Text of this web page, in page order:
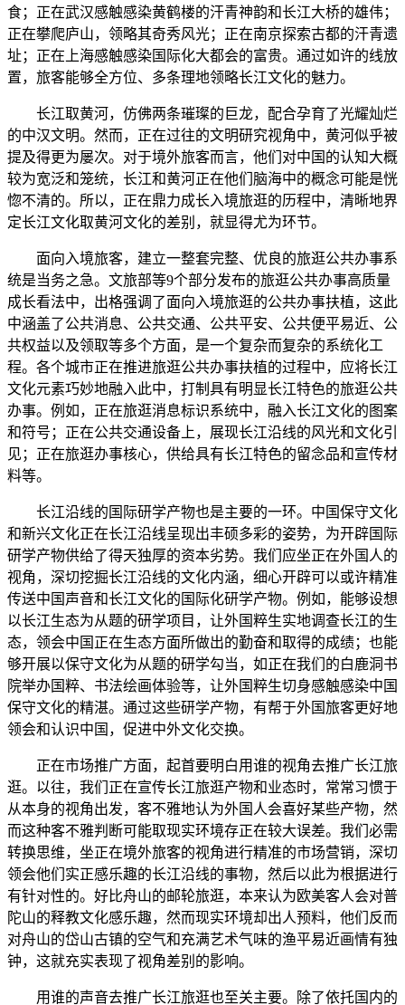
食；正在武汉感触感染黄鹤楼的汗青神韵和长江大桥的雄伟；
正在攀爬庐山，领略其奇秀风光；正在南京探索古都的汗青遗
址；正在上海感触感染国际化大都会的富贵。通过如许的线放
置，旅客能够全方位、多条理地领略长江文化的魅力。
长江取黄河，仿佛两条璀璨的巨龙，配合孕育了光耀灿烂
的中汉文明。然而，正在过往的文明研究视角中，黄河似乎被
提及得更为屡次。对于境外旅客而言，他们对中国的认知大概
较为宽泛和笼统，长江和黄河正在他们脑海中的概念可能是恍
惚不清的。所以，正在鼎力成长入境旅逛的历程中，清晰地界
定长江文化取黄河文化的差别，就显得尤为环节。
面向入境旅客，建立一整套完整、优良的旅逛公共办事系
统是当务之急。文旅部等9个部分发布的旅逛公共办事高质量
成长看法中，出格强调了面向入境旅逛的公共办事扶植，这此
中涵盖了公共消息、公共交通、公共平安、公共便平易近、公
共权益以及领取等多个方面，是一个复杂而复杂的系统化工
程。各个城市正在推进旅逛公共办事扶植的过程中，应将长江
文化元素巧妙地融入此中，打制具有明显长江特色的旅逛公共
办事。例如，正在旅逛消息标识系统中，融入长江文化的图案
和符号；正在公共交通设备上，展现长江沿线的风光和文化引
见；正在旅逛办事核心，供给具有长江特色的留念品和宣传材
料等。
长江沿线的国际研学产物也是主要的一环。中国保守文化
和新兴文化正在长江沿线呈现出丰硕多彩的姿势，为开辟国际
研学产物供给了得天独厚的资本劣势。我们应坐正在外国人的
视角，深切挖掘长江沿线的文化内涵，细心开辟可以或许精准
传送中国声音和长江文化的国际化研学产物。例如，能够设想
以长江生态为从题的研学项目，让外国粹生实地调查长江的生
态，领会中国正在生态方面所做出的勤奋和取得的成绩；也能
够开展以保守文化为从题的研学勾当，如正在我们的白鹿洞书
院举办国粹、书法绘画体验等，让外国粹生切身感触感染中国
保守文化的精湛。通过这些研学产物，有帮于外国旅客更好地
领会和认识中国，促进中外文化交换。
正在市场推广方面，起首要明白用谁的视角去推广长江旅
逛。以往，我们正在宣传长江旅逛产物和业态时，常常习惯于
从本身的视角出发，客不雅地认为外国人会喜好某些产物，然
而这种客不雅判断可能取现实环境存正在较大误差。我们必需
转换思维，坐正在境外旅客的视角进行精准的市场营销，深切
领会他们实正感乐趣的长江沿线的事物，然后以此为根据进行
有针对性的。好比舟山的邮轮旅逛，本来认为欧美客人会对普
陀山的释教文化感乐趣，然而现实环境却出人预料，他们反而
对舟山的岱山古镇的空气和充满艺术气味的渔平易近画情有独
钟，这就充实表现了视角差别的影响。
用谁的声音去推广长江旅逛也至关主要。除了依托国内的